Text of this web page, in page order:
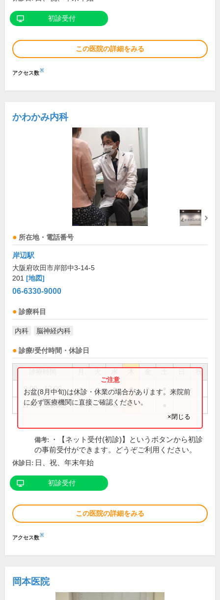
初診受付
この医院の詳細をみる
アクセス数※
かわかみ内科
所在地・電話番号
岸辺駅
大阪府吹田市岸部中3-14-5
201 [地図]
06-6330-9000
診療科目
内科 脳神経内科
診療/受付時間・休診日
祝
9:00～12:00 ● ● ● ● ●
17:00～20:00 ● ● ●
お盆(8月中旬)は休診・休業の場合があります。来院前
に必ず医療機関に直接ご確認ください。
×閉じる
備考:
・【ネット受付(初診)】というボタンから初診
の事前受付ができます。どうぞご利用ください。
休診日: 日、祝、年末年始
初診受付
この医院の詳細をみる
アクセス数※
岡本医院